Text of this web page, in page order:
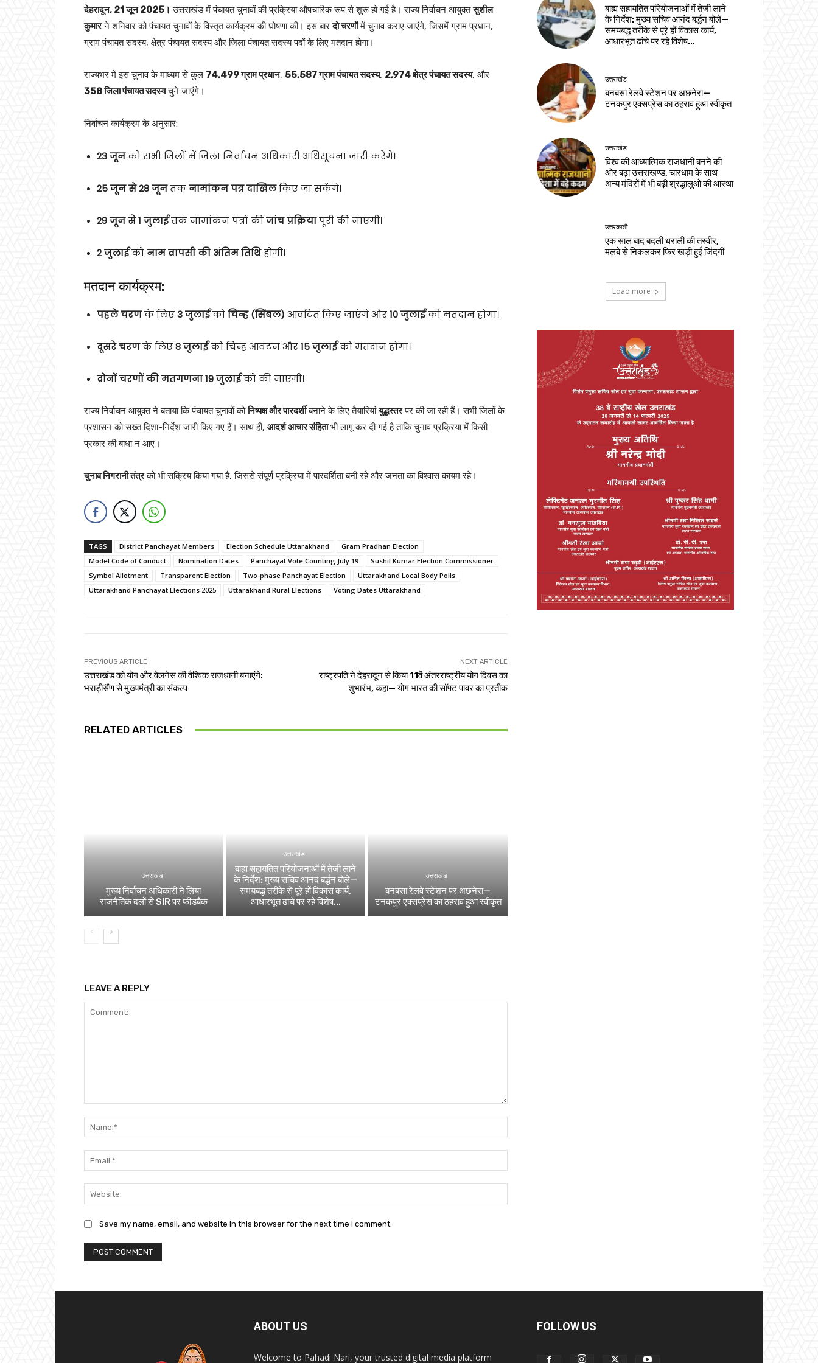
देहरादून, 21 जून 2025। उत्तराखंड में पंचायत चुनावों की प्रक्रिया औपचारिक रूप से शुरू हो गई है। राज्य निर्वाचन आयुक्तसुशील
कुमारने शनिवार को पंचायत चुनावों के विस्तृत कार्यक्रम की घोषणा की। इस बारदो चरणोंमें चुनाव कराए जाएंगे, जिसमें ग्राम प्रधान,
ग्राम पंचायत सदस्य, क्षेत्र पंचायत सदस्य और जिला पंचायत सदस्य पदों के लिए मतदान होगा।
राज्यभर में इस चुनाव के माध्यम से कुल 74,499 ग्राम प्रधान, 55,587 ग्राम पंचायत सदस्य, 2,974 क्षेत्र पंचायत सदस्य, और
358 जिला पंचायत सदस्यचुने जाएंगे।
निर्वाचन कार्यक्रम के अनुसार:
23 जूनको सभी जिलों में जिला निर्वाचन अधिकारी अधिसूचना जारी करेंगे।
25 जून से 28 जूनतकनामांकन पत्र दाखिलकिए जा सकेंगे।
29 जून से 1 जुलाईतक नामांकन पत्रों कीजांच प्रक्रियापूरी की जाएगी।
2 जुलाईकोनाम वापसी की अंतिम तिथिहोगी।
मतदान कार्यक्रम:
पहले चरणके लिए3 जुलाईकोचिन्ह (सिंबल) आवंटित किए जाएंगे और10 जुलाईको मतदान होगा।
दूसरे चरणके लिए8 जुलाईको चिन्ह आवंटन और15 जुलाईको मतदान होगा।
दोनों चरणों की मतगणना 19 जुलाईको की जाएगी।
राज्य निर्वाचन आयुक्त ने बताया कि पंचायत चुनावों कोनिष्पक्ष और पारदर्शीबनाने के लिए तैयारियांयुद्धस्तरपर की जा रही हैं। सभी जिलों के
प्रशासन को सख्त दिशा-निर्देश जारी किए गए हैं। साथ ही, आदर्श आचार संहिताभी लागू कर दी गई है ताकि चुनाव प्रक्रिया में किसी
प्रकार की बाधा न आए।
चुनाव निगरानी तंत्रको भी सक्रिय किया गया है, जिससे संपूर्ण प्रक्रिया में पारदर्शिता बनी रहे और जनता का विश्वास कायम रहे।
TAGS District Panchayat Members Election Schedule Uttarakhand
Gram Pradhan Election
Model Code of Conduct
Nomination Dates Panchayat Vote Counting July 19
Sushil Kumar Election Commissioner
Symbol Allotment
Transparent Election Two-phase Panchayat Election
Uttarakhand Local Body Polls
Uttarakhand Panchayat Elections 2025
Uttarakhand Rural Elections Voting Dates Uttarakhand
PREVIOUS ARTICLE
उत्तराखंड को योग और वेलनेस की वैश्विक राजधानी बनाएंगे:
भराड़ीसैंण से मुख्यमंत्री का संकल्प
NEXT ARTICLE
राष्ट्रपति ने देहरादून से किया 11वें अंतरराष्ट्रीय योग दिवस का
शुभारंभ, कहा— योग भारत की सॉफ्ट पावर का प्रतीक
RELATED ARTICLES
उत्तराखंड
मुख्य निर्वाचन अधिकारी ने लिया
राजनैतिक दलों से SIR पर फीडबैक
उत्तराखंड
बाह्य सहायतित परियोजनाओं में तेजी लाने
के निर्देश: मुख्य सचिव आनंद बर्द्धन बोले—
समयबद्ध तरीके से पूरे हों विकास कार्य,
आधारभूत ढांचे पर रहे विशेष...
उत्तराखंड
बनबसा रेलवे स्टेशन पर अछनेरा—
टनकपुर एक्सप्रेस का ठहराव हुआ स्वीकृत
LEAVE A REPLY
Save my name, email, and website in this browser for the next time I comment.
बाह्य सहायतित परियोजनाओं में तेजी लाने
के निर्देश: मुख्य सचिव आनंद बर्द्धन बोले—
समयबद्ध तरीके से पूरे हों विकास कार्य,
आधारभूत ढांचे पर रहे विशेष...
उत्तराखंड
बनबसा रेलवे स्टेशन पर अछनेरा—
टनकपुर एक्सप्रेस का ठहराव हुआ स्वीकृत
उत्तराखंड
विश्व की आध्यात्मिक राजधानी बनने की
ओर बढ़ा उत्तराखण्ड, चारधाम के साथ
अन्य मंदिरों में भी बढ़ी श्रद्धालुओं की आस्था
उत्तरकाशी
एक साल बाद बदली धराली की तस्वीर,
मलबे से निकलकर फिर खड़ी हुई जिंदगी
Load more
ABOUT US
Welcome to Pahadi Nari, your trusted digital media platform
FOLLOW US